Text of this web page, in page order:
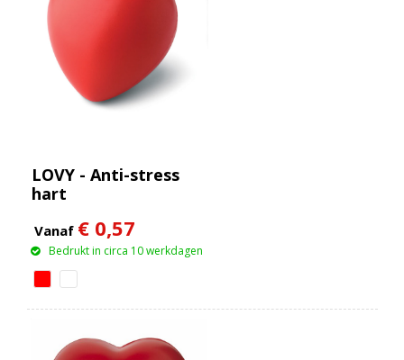
LOVY - Anti-stress
hart
Vanaf € 0,57
Bedrukt in circa 10 werkdagen